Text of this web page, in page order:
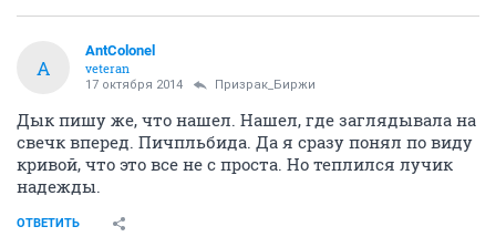
A
AntColonel
veteran
17 октября 2014 Призрак_Биржи
Дык пишу же, что нашел. Нашел, где заглядывала на
свечк вперед. Пичпльбида. Да я сразу понял по виду
кривой, что это все не с проста. Но теплился лучик
надежды.
ОТВЕТИТЬ